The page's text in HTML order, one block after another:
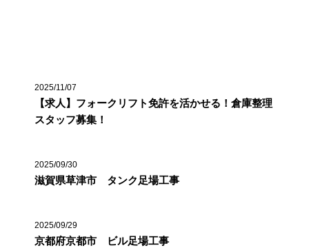
2025/11/07
【求人】フォークリフト免許を活かせる！倉庫整理
スタッフ募集！
2025/09/30
滋賀県草津市 タンク足場工事
2025/09/29
京都府京都市 ビル足場工事